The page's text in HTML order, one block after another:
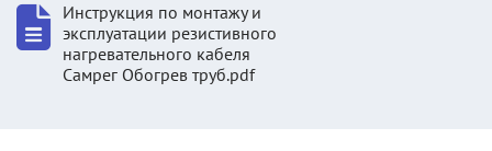
Инструкция по монтажу и
эксплуатации резистивного
нагревательного кабеля
Самрег Обогрев труб.pdf